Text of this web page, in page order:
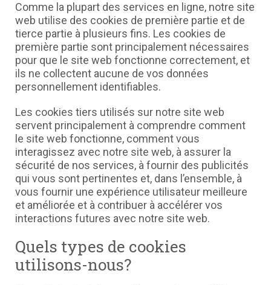
Comme la plupart des services en ligne, notre site
web utilise des cookies de première partie et de
tierce partie à plusieurs fins. Les cookies de
première partie sont principalement nécessaires
pour que le site web fonctionne correctement, et
ils ne collectent aucune de vos données
personnellement identifiables.
Les cookies tiers utilisés sur notre site web
servent principalement à comprendre comment
le site web fonctionne, comment vous
interagissez avec notre site web, à assurer la
sécurité de nos services, à fournir des publicités
qui vous sont pertinentes et, dans l’ensemble, à
vous fournir une expérience utilisateur meilleure
et améliorée et à contribuer à accélérer vos
interactions futures avec notre site web.
Quels types de cookies
utilisons-nous?